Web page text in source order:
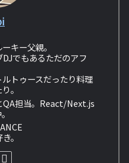
キー父親。
でもあるただのアフ
トゥースだったり料理
。
QA担当。React/Next.js
。